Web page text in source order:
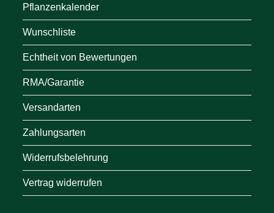
Pflanzenkalender
Wunschliste
Echtheit von Bewertungen
RMA/Garantie
Versandarten
Zahlungsarten
Widerrufsbelehrung
Vertrag widerrufen